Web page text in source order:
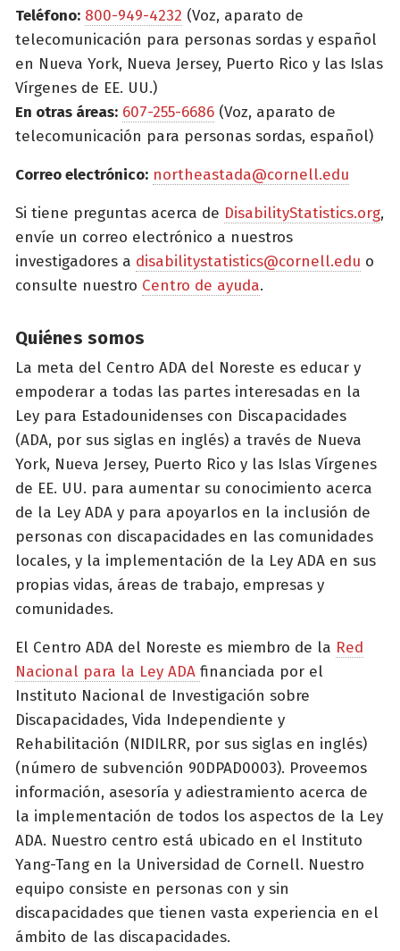
Teléfono: 800-949-4232 (Voz, aparato de
telecomunicación para personas sordas y español
en Nueva York, Nueva Jersey, Puerto Rico y las Islas
Vírgenes de EE. UU.)
En otras áreas: 607-255-6686 (Voz, aparato de
telecomunicación para personas sordas, español)
Correo electrónico: northeastada@cornell.edu
Si tiene preguntas acerca de DisabilityStatistics.org,
envíe un correo electrónico a nuestros
investigadores a disabilitystatistics@cornell.edu o
consulte nuestro Centro de ayuda.
Quiénes somos
La meta del Centro ADA del Noreste es educar y
empoderar a todas las partes interesadas en la
Ley para Estadounidenses con Discapacidades
(ADA, por sus siglas en inglés) a través de Nueva
York, Nueva Jersey, Puerto Rico y las Islas Vírgenes
de EE. UU. para aumentar su conocimiento acerca
de la Ley ADA y para apoyarlos en la inclusión de
personas con discapacidades en las comunidades
locales, y la implementación de la Ley ADA en sus
propias vidas, áreas de trabajo, empresas y
comunidades.
El Centro ADA del Noreste es miembro de la Red
Nacional para la Ley ADA financiada por el
Instituto Nacional de Investigación sobre
Discapacidades, Vida Independiente y
Rehabilitación (NIDILRR, por sus siglas en inglés)
(número de subvención 90DPAD0003). Proveemos
información, asesoría y adiestramiento acerca de
la implementación de todos los aspectos de la Ley
ADA. Nuestro centro está ubicado en el Instituto
Yang-Tang en la Universidad de Cornell. Nuestro
equipo consiste en personas con y sin
discapacidades que tienen vasta experiencia en el
ámbito de las discapacidades.